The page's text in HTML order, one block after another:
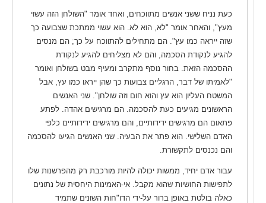
כעת נניח ששני אנשים מתווכחים, ואחד אומר "השולחן הזה עשוי
מעץ", והאחר אומר "לא, הוא לא. הוא עשוי ממתכת שצבועה כך
שזה ייראה כמו עץ". הם מתחילים להתווכח על כך; הם מנסים
להגיע לנקודת הסכמה, והם לא מצליחים להגיע לנקודת
ההסכמה הזאת. בחור נוסף מתקרב ומעיף מבט בשולחן ואומר
"לאמיתו של דבר, הרגליים צבועות כך שהן ייראו כמו עץ, אבל
המשטח העליון הוא עץ והוא חום וזה שולחן". שני האנשים
הראשונים מגיעים כעת להסכמה. הם מרגישים אהדה. לפתע
פתאום הם מרגישים ידידותיים, והם מרגישים ידידותיים כלפי
האדם השלישי. הוא פתר את הבעיה. שני האנשים הגיעו להסכמה
והם נכנסים לתקשורת.
עבור אדם יחיד, ממשות יכולה להיות מורכבת רק מהפרשנות שלו
לתפישות החושיות שהוא מקבל. אי-האמינות היחסית של נתונים
כאלה בולטת באופן ברור על-ידי הדו"חות השונים שתמיד